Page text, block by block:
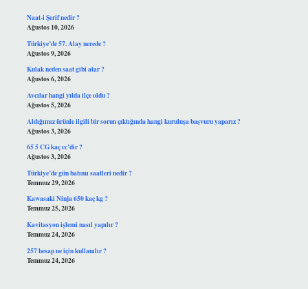
Naat-i Şerif nedir ?
Ağustos 10, 2026
Türkiye’de 57. Alay nerede ?
Ağustos 9, 2026
Kulak neden saat gibi atar ?
Ağustos 6, 2026
Avcılar hangi yılda ilçe oldu ?
Ağustos 5, 2026
Aldığımız ürünle ilgili bir sorun çıktığında hangi kuruluşa başvuru yaparız ?
Ağustos 3, 2026
65 5 CG kaç cc’dir ?
Ağustos 3, 2026
Türkiye’de gün batımı saatleri nedir ?
Temmuz 29, 2026
Kawasaki Ninja 650 kaç kg ?
Temmuz 25, 2026
Kavitasyon işlemi nasıl yapılır ?
Temmuz 24, 2026
257 hesap ne için kullanılır ?
Temmuz 24, 2026